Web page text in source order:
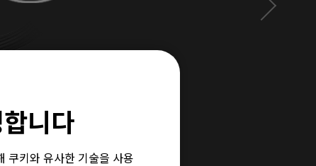
니다
쿠키와 유사한 기술을 사용